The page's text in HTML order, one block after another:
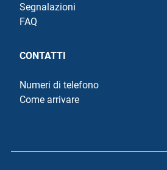
Segnalazioni
FAQ
CONTATTI
Numeri di telefono
Come arrivare